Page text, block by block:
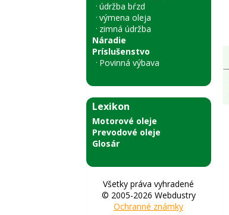
údržba bŕzd
výmena oleja
zimná údržba
Náradie
Príslušenstvo
Povinná výbava
Lexikon
Motorové oleje
Prevodové oleje
Glosár
Všetky práva vyhradené
© 2005-2026 Webdustry
Ochranné známky